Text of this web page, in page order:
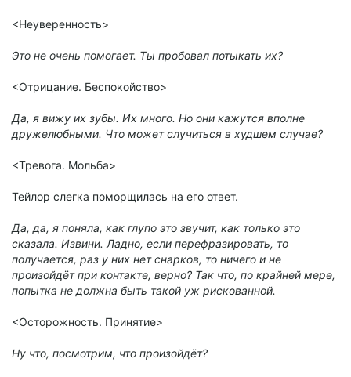
<Неуверенность>
Это не очень помогает. Ты пробовал потыкать их?
<Отрицание. Беспокойство>
Да, я вижу их зубы. Их много. Но они кажутся вполне
дружелюбными. Что может случиться в худшем случае?
<Тревога. Мольба>
Тейлор слегка поморщилась на его ответ.
Да, да, я поняла, как глупо это звучит, как только это
сказала. Извини. Ладно, если перефразировать, то
получается, раз у них нет снарков, то ничего и не
произойдёт при контакте, верно? Так что, по крайней мере,
попытка не должна быть такой уж рискованной.
<Осторожность. Принятие>
Ну что, посмотрим, что произойдёт?